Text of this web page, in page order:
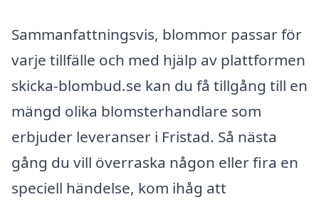
Sammanfattningsvis, blommor passar för
varje tillfälle och med hjälp av plattformen
skicka-blombud.se kan du få tillgång till en
mängd olika blomsterhandlare som
erbjuder leveranser i Fristad. Så nästa
gång du vill överraska någon eller fira en
speciell händelse, kom ihåg att